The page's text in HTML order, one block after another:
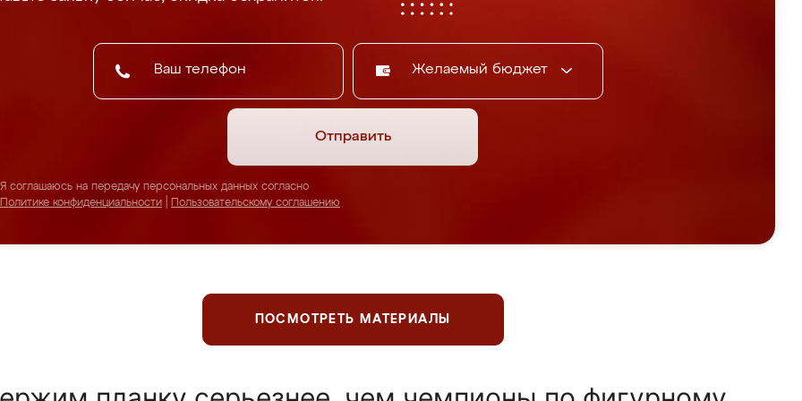
Желаемый бюджет
Отправить
Я соглашаюсь на передачу персональных данных согласно
Политике конфиденциальности
Пользовательскому соглашению
ПОСМОТРЕТЬ МАТЕРИАЛЫ